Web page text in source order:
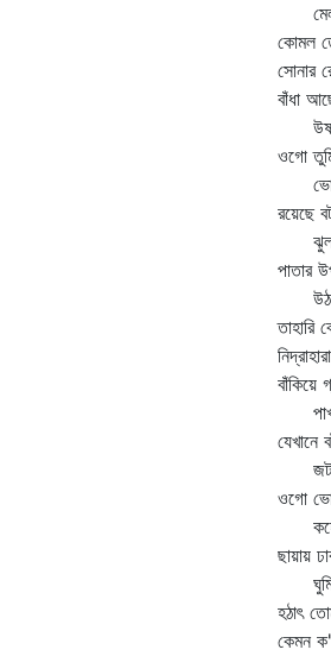
মেল'
কোমল
সোনার
বাঁধা
উষার
ওগো
রয়েছে
ঝুলছে
পাতার
তাহারি
বাঁকিয়ে
যেখানে
জটায়
ওগো
কহো
ছায়ায়
হঠাৎ
কেমন